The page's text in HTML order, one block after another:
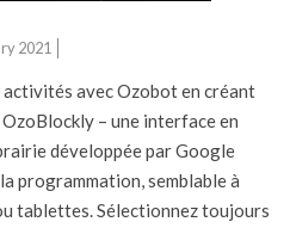
2021
activités avec Ozobot en créant
– une interface en
développée par Google
programmation, semblable à
tablettes. Sélectionnez toujours